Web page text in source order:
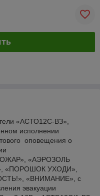
«АСТО12С-ВЗ»,
исполнении
оповещения о
«АЭРОЗОЛЬ
«ПОРОШОК УХОДИ»,
«ВНИМАНИЕ», с
эвакуации